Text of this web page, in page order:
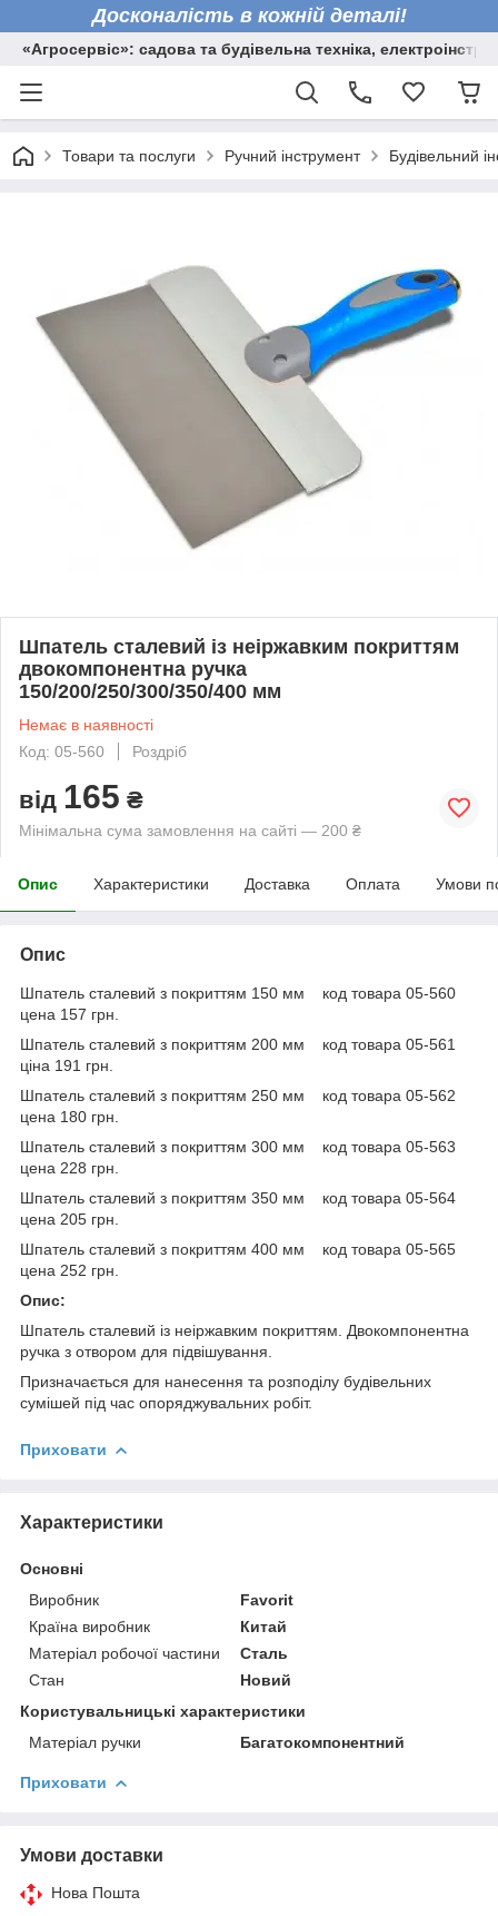
Досконалість в кожній деталі!
«Агросервіс»: садова та будівельна техніка,
Товари та послуги Ручний інструмент Будівельний
Шпатель сталевий із неіржавким покриттям
двокомпонентна ручка
150/200/250/300/350/400 мм
Немає в наявності
Код: 05-560
Роздріб
від 165 ₴
Мінімальна сума замовлення на сайті — 200 ₴
Опис Характеристики Доставка Оплата Умови
Опис
Шпатель сталевий з покриттям 150 мм код товара 05-560
цена 157 грн.
Шпатель сталевий з покриттям 200 мм код товара 05-561
ціна 191 грн.
Шпатель сталевий з покриттям 250 мм код товара 05-562
цена 180 грн.
Шпатель сталевий з покриттям 300 мм код товара 05-563
цена 228 грн.
Шпатель сталевий з покриттям 350 мм код товара 05-564
цена 205 грн.
Шпатель сталевий з покриттям 400 мм код товара 05-565
цена 252 грн.
Опис:
Шпатель сталевий із неіржавким покриттям. Двокомпонентна
ручка з отвором для підвішування.
Призначається для нанесення та розподілу будівельних
сумішей під час опоряджувальних робіт.
Приховати
Характеристики
Основні
Виробник
Favorit
Країна виробник
Китай
Матеріал робочої частини
Сталь
Стан
Новий
Користувальницькі характеристики
Матеріал ручки
Багатокомпонентний
Приховати
Умови доставки
Нова Пошта